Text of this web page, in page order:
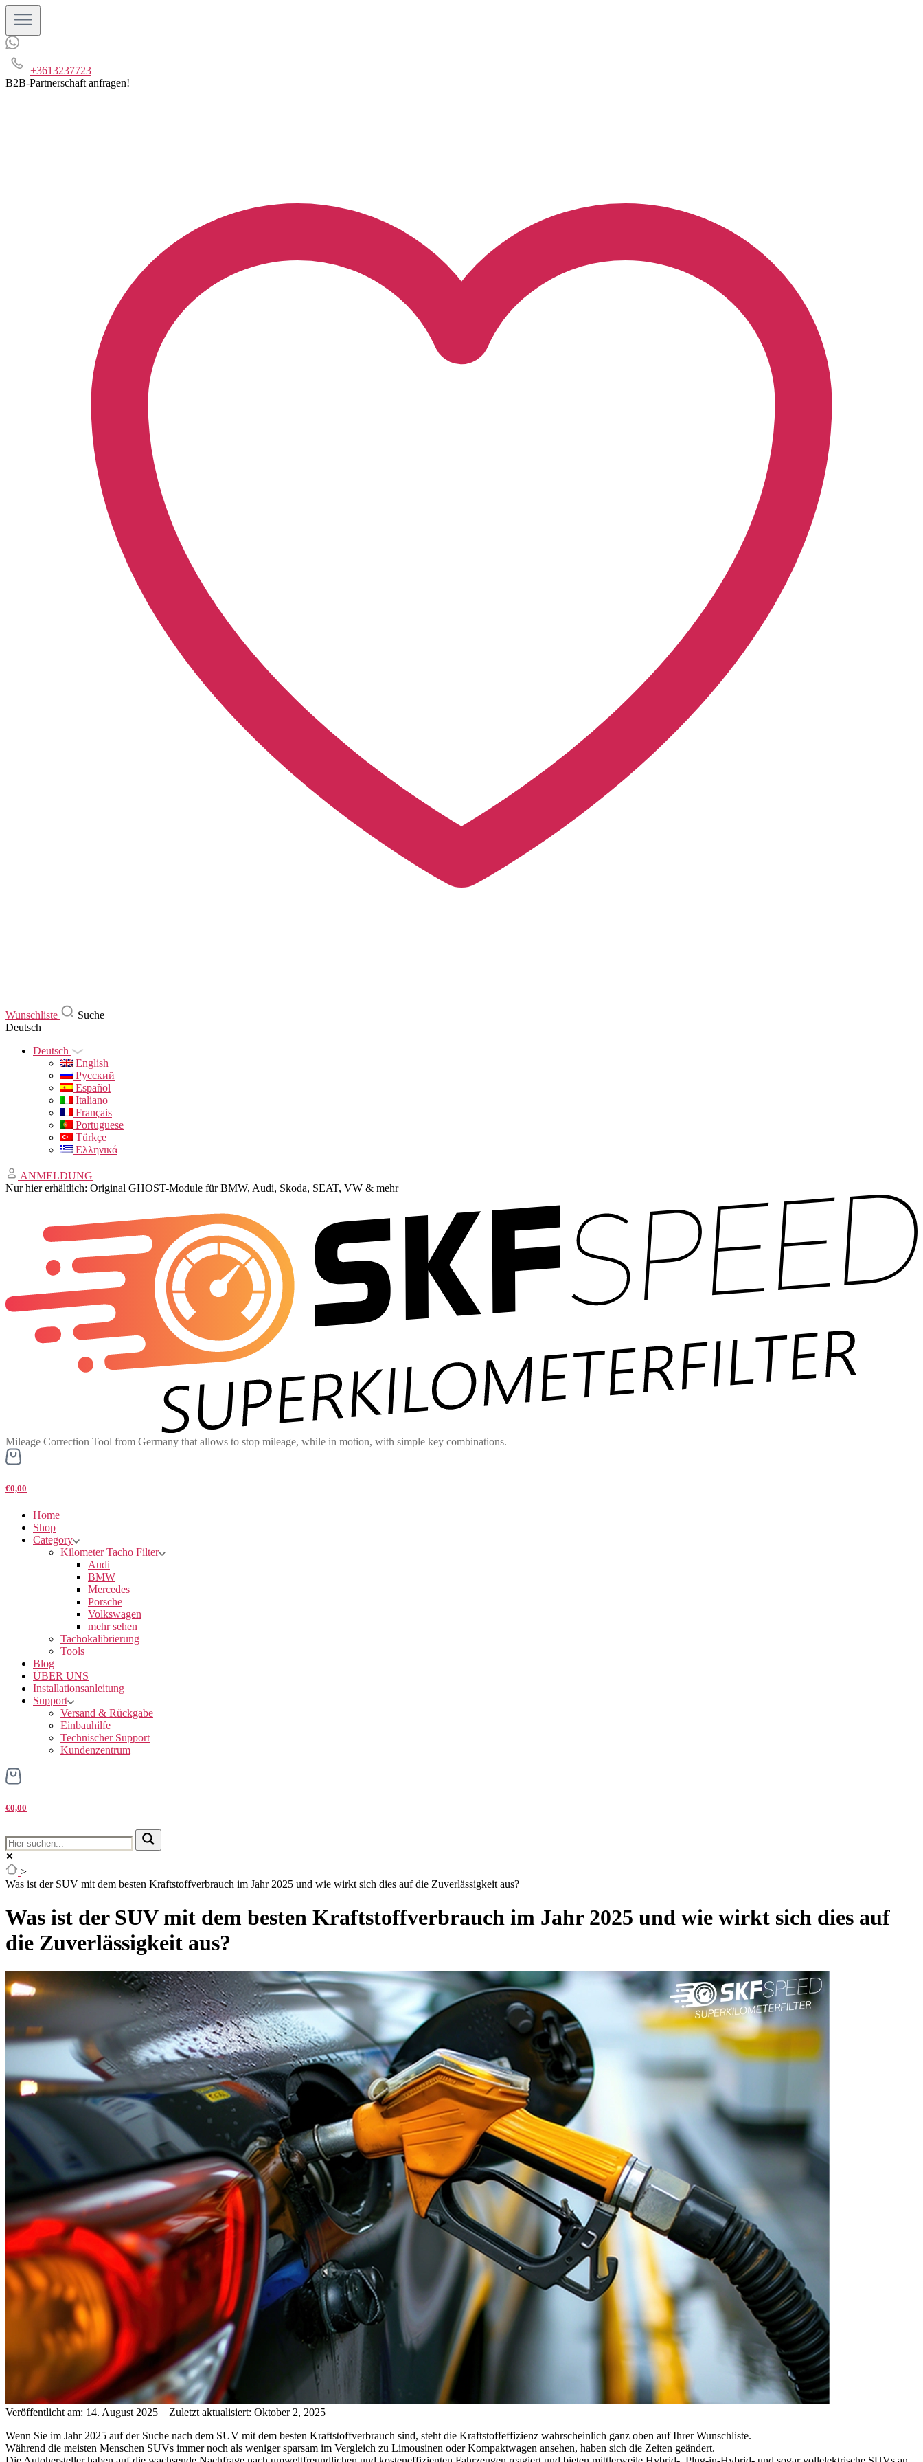
+3613237723
B2B-Partnerschaft anfragen!
Wunschliste
Suche
Deutsch
Deutsch
English
Русский
Español
Italiano
Français
Portuguese
Türkçe
Ελληνικά
ANMELDUNG
Nur hier erhältlich: Original GHOST-Module für BMW, Audi, Skoda, SEAT, VW & mehr
Mileage Correction Tool from Germany that allows to stop mileage, while in motion, with simple key combinations.
€0,00
Home
Shop
Category
Kilometer Tacho Filter
Audi
BMW
Mercedes
Porsche
Volkswagen
mehr sehen
Tachokalibrierung
Tools
Blog
ÜBER UNS
Installationsanleitung
Support
Versand & Rückgabe
Einbauhilfe
Technischer Support
Kundenzentrum
€0,00
>
Was ist der SUV mit dem besten Kraftstoffverbrauch im Jahr 2025 und wie wirkt sich dies auf die Zuverlässigkeit aus?
Was ist der SUV mit dem besten Kraftstoffverbrauch im Jahr 2025 und wie wirkt sich dies auf
die Zuverlässigkeit aus?
Veröffentlicht am: 14. August 2025 Zuletzt aktualisiert: Oktober 2, 2025
Wenn Sie im Jahr 2025 auf der Suche nach dem SUV mit dem besten Kraftstoffverbrauch sind, steht die Kraftstoffeffizienz wahrscheinlich ganz oben auf Ihrer Wunschliste.
Während die meisten Menschen SUVs immer noch als weniger sparsam im Vergleich zu Limousinen oder Kompaktwagen ansehen, haben sich die Zeiten geändert.